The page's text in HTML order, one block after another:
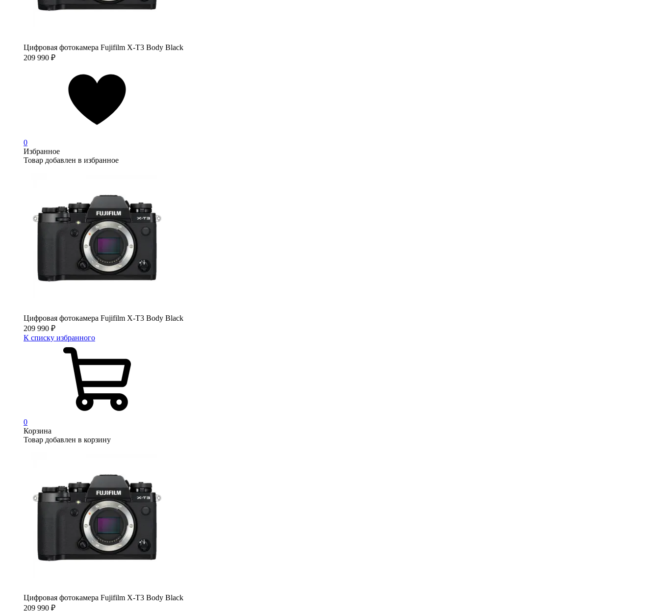
Цифровая фотокамера Fujifilm X-T3 Body Black
209 990 ₽
0
Избранное
Товар добавлен в избранное
Цифровая фотокамера Fujifilm X-T3 Body Black
209 990 ₽
К списку избранного
0
Корзина
Товар добавлен в корзину
Цифровая фотокамера Fujifilm X-T3 Body Black
209 990 ₽